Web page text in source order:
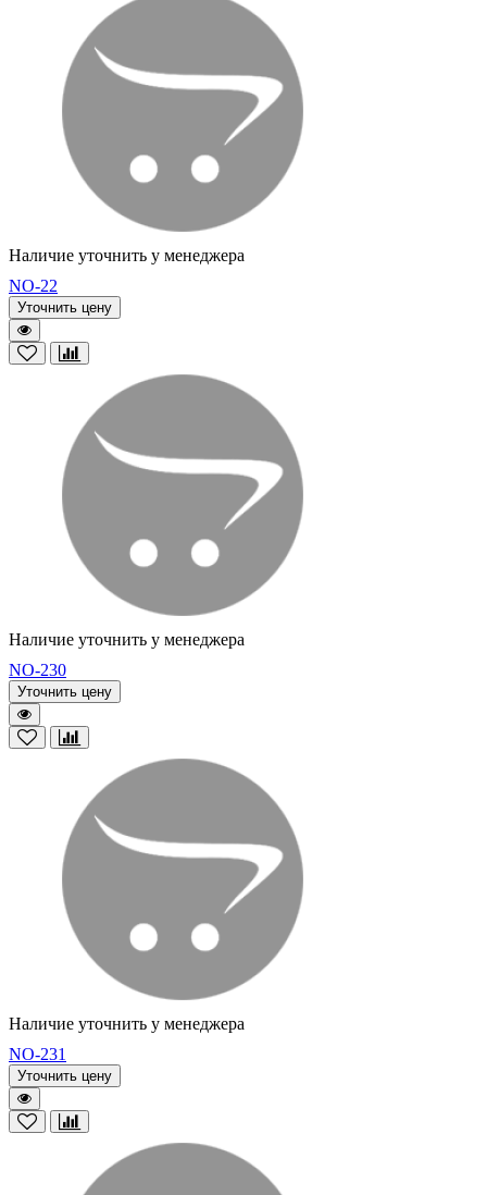
Наличие уточнить у менеджера
NO-22
Уточнить цену
Наличие уточнить у менеджера
NO-230
Уточнить цену
Наличие уточнить у менеджера
NO-231
Уточнить цену